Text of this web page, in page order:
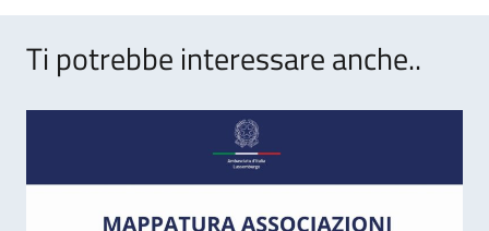
Ti potrebbe interessare anche..